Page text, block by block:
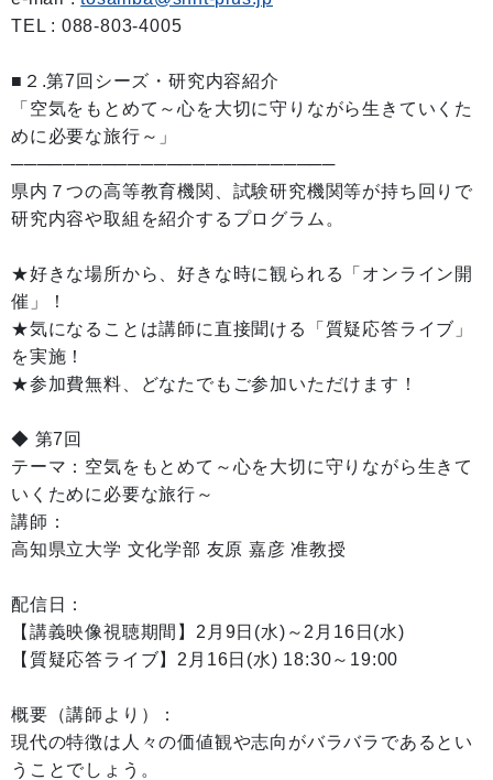
TEL : 088-803-4005
■２.第7回シーズ・研究内容紹介
「空気をもとめて～心を大切に守りながら生きていくた
めに必要な旅行～」
─────────────────────────
県内７つの高等教育機関、試験研究機関等が持ち回りで
研究内容や取組を紹介するプログラム。
★好きな場所から、好きな時に観られる「オンライン開
催」！
★気になることは講師に直接聞ける「質疑応答ライブ」
を実施！
★参加費無料、どなたでもご参加いただけます！
◆ 第7回
テーマ：空気をもとめて～心を大切に守りながら生きて
いくために必要な旅行～
講師：
高知県立大学 文化学部 友原 嘉彦 准教授
配信日：
【講義映像視聴期間】2月9日(水)～2月16日(水)
【質疑応答ライブ】2月16日(水) 18:30～19:00
概要（講師より）：
現代の特徴は人々の価値観や志向がバラバラであるとい
うことでしょう。